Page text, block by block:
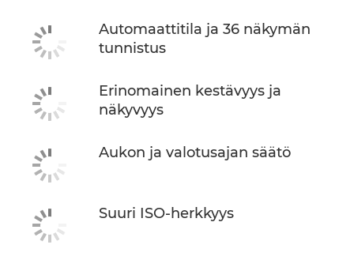
Automaattitila ja 36 näkymän
tunnistus
Erinomainen kestävyys ja
näkyvyys
Aukon ja valotusajan säätö
Suuri ISO-herkkyys